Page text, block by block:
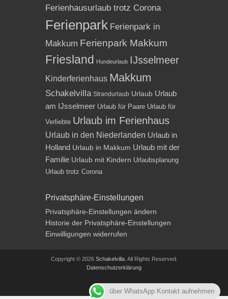
Ferienhausurlaub trotz Corona
Ferienpark Ferienpark in
Makkum Ferienpark Makkum
Friesland Hundeurlaub IJsselmeer
Kinderferienhaus Makkum
Schakelvilla Strandurlaub Urlaub Urlaub
am IJsselmeer Urlaub für Paare Urlaub für
Verliebte Urlaub im Ferienhaus
Urlaub in den Niederlanden Urlaub in
Holland Urlaub in Makkum Urlaub mit der
Familie Urlaub mit Kindern Urlaubsplanung
Urlaub trotz Corona
Privatsphäre-Einstellungen
Privatsphäre-Einstellungen ändern
Historie der Privatsphäre-Einstellungen
Einwilligungen widerrufen
Copyright © 2026 Schakelvilla. All Rights Reserved.
Datenschutzerklärung
Impressum
über WhatsApp Kontakt aufnehmen